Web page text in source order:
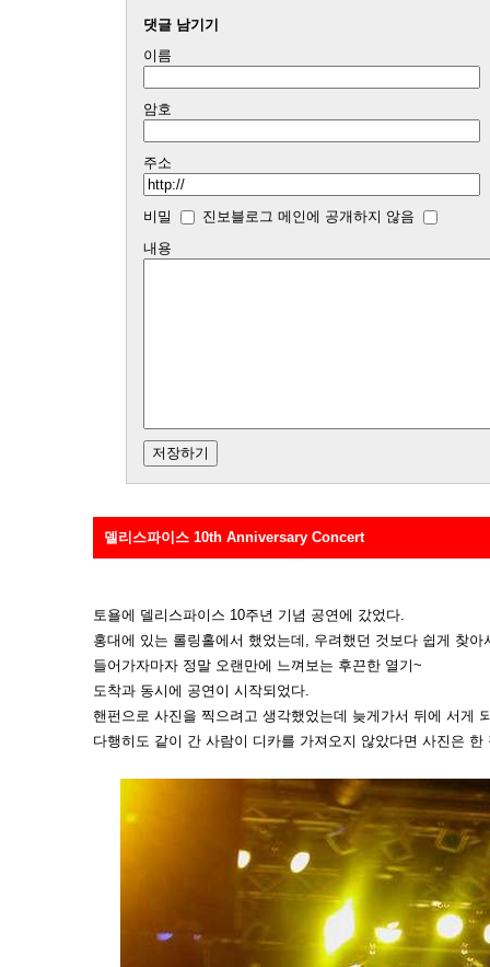
댓글 남기기
이름
암호
주소
비밀
진보블로그 메인에 공개하지 않음
내용
델리스파이스 10th Anniversary Concert
토욜에 델리스파이스 10주년 기념 공연에 갔었다.
홍대에 있는 롤링홀에서 했었는데, 우려했던 것보다 쉽게 찾
들어가자마자 정말 오랜만에 느껴보는 후끈한 열기~
도착과 동시에 공연이 시작되었다.
핸펀으로 사진을 찍으려고 생각했었는데 늦게가서 뒤에 서게
다행히도 같이 간 사람이 디카를 가져오지 않았다면 사진은 한